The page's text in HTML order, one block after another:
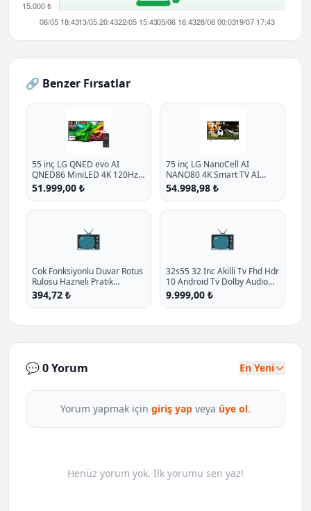
🔗 Benzer Fırsatlar
55 inç LG QNED evo AI
QNED86 MiniLED 4K 120Hz
Smart TV AI Sihirli Kumanda
webOS25 2025
51.999,00 ₺
75 inç LG NanoCell AI
NANO80 4K Smart TV AI
Sihirli Kumanda HDR10
webOS25 2025
54.998,98 ₺
📺
Cok Fonksiyonlu Duvar Rotus
Rulosu Hazneli Pratik
Boyama Aleti P - %20.3
İndirim
394,72 ₺
📺
32s55 32 Inc Akilli Tv Fhd Hdr
10 Android Tv Dolby Audio
2026 Model P - %31.5 İndirim
9.999,00 ₺
💬 0 Yorum En Yeni
Yorum yapmak için giriş yap veya üye ol.
Henüz yorum yok. İlk yorumu sen yaz!